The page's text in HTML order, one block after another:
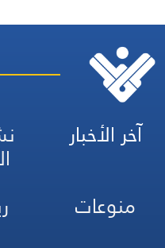
آخر الأخبار
منوعات